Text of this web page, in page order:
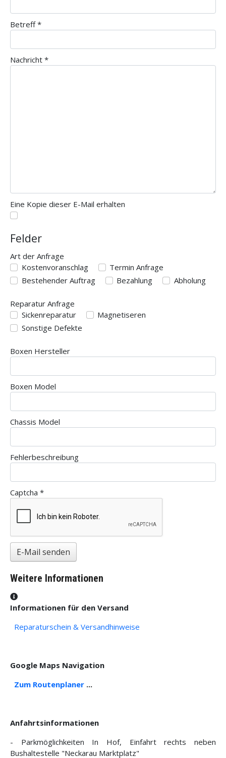
Betreff*
Nachricht *
Eine Kopie dieser E-Mail erhalten
Felder
Art der Anfrage
Art der Anfrage
Kostenvoranschlag
Termin Anfrage
Bestehender Auftrag
Bezahlung Abholung
Reparatur Anfrage
Reparatur Anfrage
Sickenreparatur
Magnetiseren
Sonstige Defekte
Boxen Hersteller
Boxen Model
Chassis Model
Fehlerbeschreibung
Captcha *
E-Mail senden
Weitere Informationen
Weitere Informationen
Informationen für den Versand
Reparaturschein & Versandhinweise
Google Maps Navigation
Zum Routenplaner ...
Anfahrtsinformationen
- Parkmöglichkeiten In Hof, Einfahrt rechts neben
Bushaltestelle "Neckarau Marktplatz"